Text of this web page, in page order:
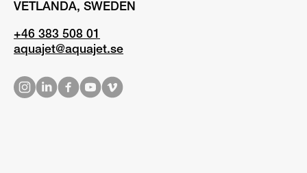
VETLANDA, SWEDEN
+46 383 508 01
aquajet@aquajet.se